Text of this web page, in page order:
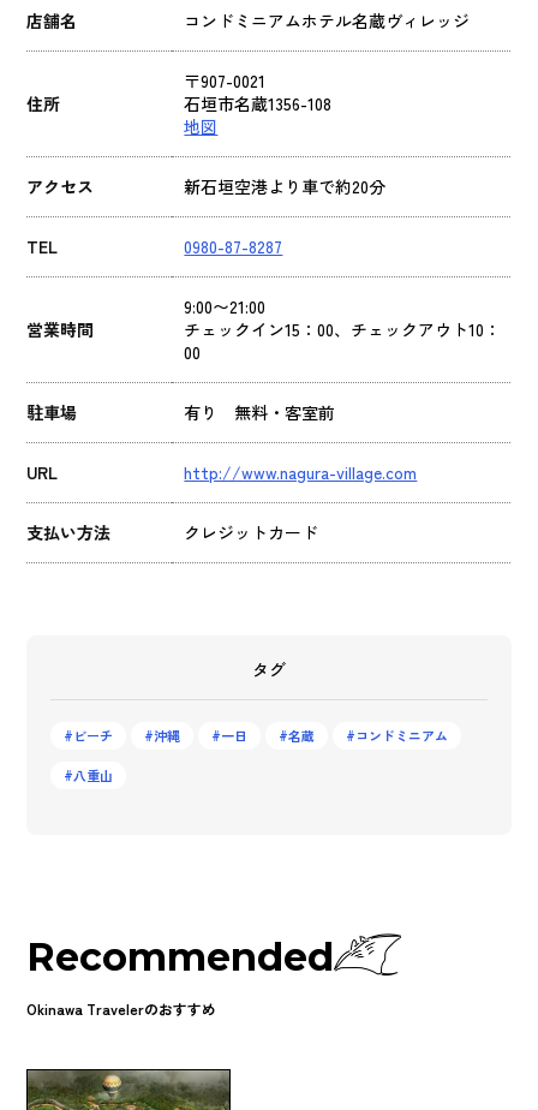
店舗名 コンドミニアムホテル名蔵ヴィレッジ
住所
〒907-0021
石垣市名蔵1356-108
地図
アクセス 新石垣空港より車で約20分
TEL 0980-87-8287
営業時間
9:00〜21:00
チェックイン15：00、チェックアウト10：
00
駐車場 有り 無料・客室前
URL http://www.nagura-village.com
支払い方法 クレジットカード
タグ
ビーチ 沖縄 一日 名蔵 コンドミニアム
八重山
Recommended
Okinawa Travelerのおすすめ